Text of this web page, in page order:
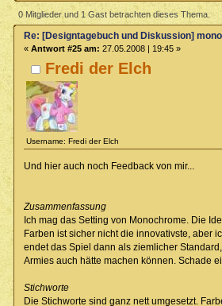
monochrom (Gelesen 14393 mal)
0 Mitglieder und 1 Gast betrachten dieses Thema.
Fredi der Elch
Username: Fredi der Elch
Re: [Designtagebuch und Diskussion]
« Antwort #25 am: 27.05.2008 | 19:45 »
Und hier auch noch Feedback von mir...
Zusammenfassung
Ich mag das Setting von Monochrome. Die
Farben ist sicher nicht die innovativste, aber
endet das Spiel dann als ziemlicher
Armies auch hätte machen können. Schade
Stichworte
Die Stichworte sind ganz nett umgesetzt.